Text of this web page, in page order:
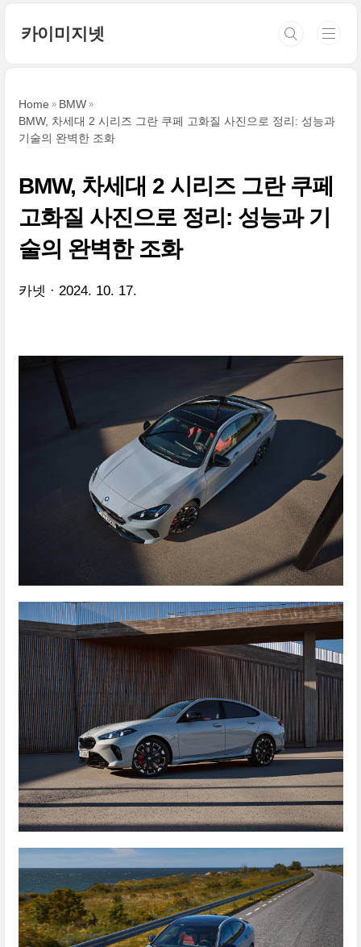
카이미지넷
Home
BMW
BMW, 차세대 2 시리즈 그란 쿠페 고화질 사진으로 정리: 성능과
기술의 완벽한 조화
BMW, 차세대 2 시리즈 그란 쿠페
고화질 사진으로 정리: 성능과 기
술의 완벽한 조화
카넷 2024. 10. 17.